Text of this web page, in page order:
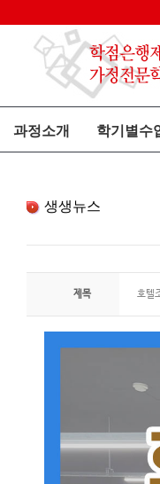
과정소개 학기별수
생생뉴스
제목 호텔